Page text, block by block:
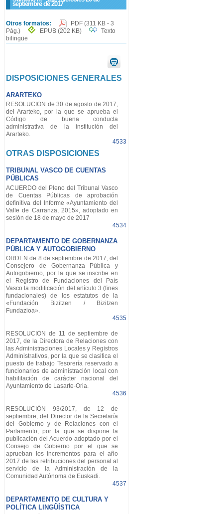
septiembre de 2017
Otros formatos: PDF (311 KB - 3
Pág.)
EPUB (202 KB)
Texto
bilingüe
DISPOSICIONES GENERALES
ARARTEKO
RESOLUCIÓN de 30 de agosto de 2017,
del Ararteko, por la que se aprueba el
Código de buena conducta
administrativa de la institución del
Ararteko.
4533
OTRAS DISPOSICIONES
TRIBUNAL VASCO DE CUENTAS
PÚBLICAS
ACUERDO del Pleno del Tribunal Vasco
de Cuentas Públicas de aprobación
definitiva del Informe «Ayuntamiento del
Valle de Carranza, 2015», adoptado en
sesión de 18 de mayo de 2017
4534
DEPARTAMENTO DE GOBERNANZA
PÚBLICA Y AUTOGOBIERNO
ORDEN de 8 de septiembre de 2017, del
Consejero de Gobernanza Pública y
Autogobierno, por la que se inscribe en
el Registro de Fundaciones del País
Vasco la modificación del artículo 3 (fines
fundacionales) de los estatutos de la
«Fundación Bizitzen / Bizitzen
Fundazioa».
4535
RESOLUCIÓN de 11 de septiembre de
2017, de la Directora de Relaciones con
las Administraciones Locales y Registros
Administrativos, por la que se clasifica el
puesto de trabajo Tesorería reservado a
funcionarios de administración local con
habilitación de carácter nacional del
Ayuntamiento de Lasarte-Oria.
4536
RESOLUCIÓN 93/2017, de 12 de
septiembre, del Director de la Secretaría
del Gobierno y de Relaciones con el
Parlamento, por la que se dispone la
publicación del Acuerdo adoptado por el
Consejo de Gobierno por el que se
aprueban los incrementos para el año
2017 de las retribuciones del personal al
servicio de la Administración de la
Comunidad Autónoma de Euskadi.
4537
DEPARTAMENTO DE CULTURA Y
POLÍTICA LINGÜÍSTICA